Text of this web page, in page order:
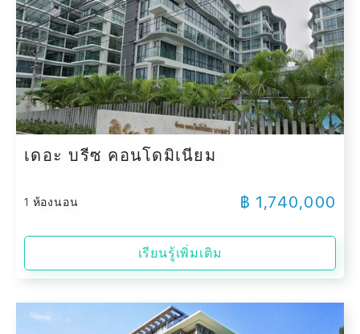
เดอะ บรีซ คอนโดมิเนียม
1 ห้องนอน ฿ 1,740,000
เรียนรู้เพิ่มเติม